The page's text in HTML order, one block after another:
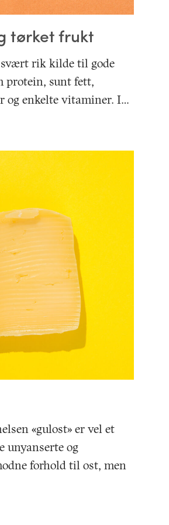
tørket frukt
rik kilde til gode
protein, sunt fett,
og enkelte vitaminer. I…
«gulost» er vel et
unyanserte og
forhold til ost, men